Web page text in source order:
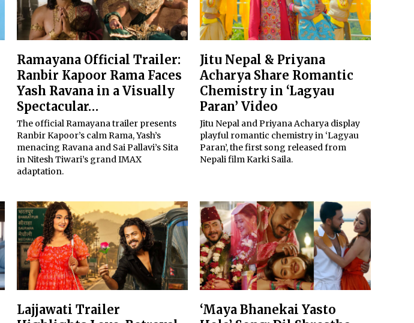
Ramayana Official Trailer:
Ranbir Kapoor Rama Faces
Yash Ravana in a Visually
Spectacular…
The official Ramayana trailer presents
Ranbir Kapoor’s calm Rama, Yash’s
menacing Ravana and Sai Pallavi’s Sita
in Nitesh Tiwari’s grand IMAX
adaptation.
Jitu Nepal & Priyana
Acharya Share Romantic
Chemistry in ‘Lagyau
Paran’ Video
Jitu Nepal and Priyana Acharya display
playful romantic chemistry in ‘Lagyau
Paran’, the first song released from
Nepali film Karki Saila.
Lajjawati Trailer
‘Maya Bhanekai Yasto